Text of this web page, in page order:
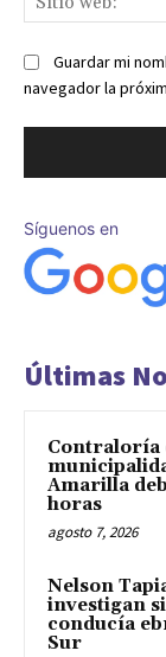
Guardar mi
navegador la
Síguenos en
Últimas
Contraloría
Amarilla
horas
agosto 7, 2026
Nelson
investigan
conducía
Sur